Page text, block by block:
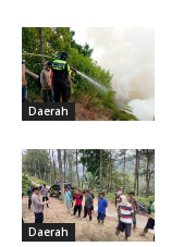
Daerah
Daerah